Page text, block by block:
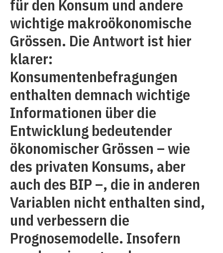
für den Konsum und andere
wichtige makroökonomische
Grössen. Die Antwort ist hier
klarer:
Konsumentenbefragungen
enthalten demnach wichtige
Informationen über die
Entwicklung bedeutender
ökonomischer Grössen – wie
des privaten Konsums, aber
auch des BIP –, die in anderen
Variablen nicht enthalten sind,
und verbessern die
Prognosemodelle. Insofern